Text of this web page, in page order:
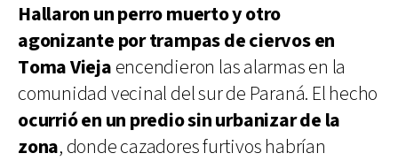
Hallaron un perro muerto y otro
agonizante por trampas de ciervos en
Toma Vieja encendieron las alarmas en la
comunidad vecinal del sur de Paraná. El hecho
ocurrió en un predio sin urbanizar de la
zona, donde cazadores furtivos habrían